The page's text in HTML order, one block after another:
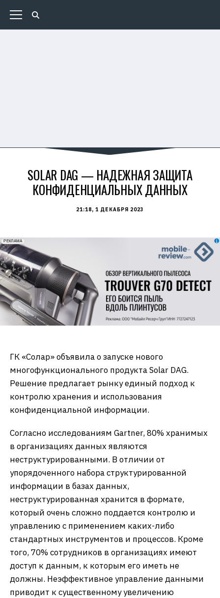
SOLAR DAG — НАДЕЖНАЯ ЗАЩИТА
КОНФИДЕНЦИАЛЬНЫХ ДАННЫХ
21:18, 1 ДЕКАБРЯ 2023
erid: 2VfnxxmNzs5
РЕКЛАМА
ГК «Солар» объявила о запуске нового
многофункционального продукта Solar DAG.
Решение предлагает рынку единый подход к
контролю хранения и использования
конфиденциальной информации.
Согласно исследованиям Gartner, 80% хранимых
в организациях данных являются
неструктурированными. В отличии от
упорядоченного набора структурированной
информации в базах данных,
неструктурированная хранится в формате,
который очень сложно поддается контролю и
управлению с применением каких-либо
стандартных инструментов и процессов. Кроме
того, 70% сотрудников в организациях имеют
доступ к данным, к которым его иметь не
должны. Неэффективное управление данными
приводит к существенному увеличению